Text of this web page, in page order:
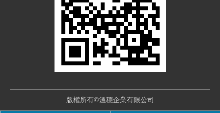
版權所有©溫穩企業有限公司